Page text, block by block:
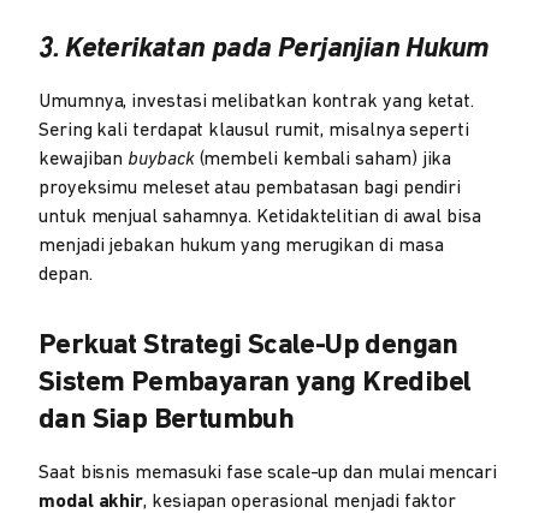
3. Keterikatan pada Perjanjian Hukum
Umumnya, investasi melibatkan kontrak yang ketat.
Sering kali terdapat klausul rumit, misalnya seperti
kewajiban buyback(membeli kembali saham) jika
proyeksimu meleset atau pembatasan bagi pendiri
untuk menjual sahamnya. Ketidaktelitian di awal bisa
menjadi jebakan hukum yang merugikan di masa
depan.
Perkuat Strategi Scale-Up dengan
Sistem Pembayaran yang Kredibel
dan Siap Bertumbuh
Saat bisnis memasuki fase scale-up dan mulai mencari
modal akhir, kesiapan operasional menjadi faktor